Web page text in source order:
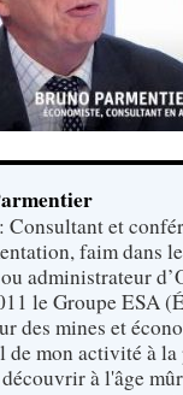
et
faim dans
administrateur
le Groupe ESA
des mines et
de mon activité à
à l'âge